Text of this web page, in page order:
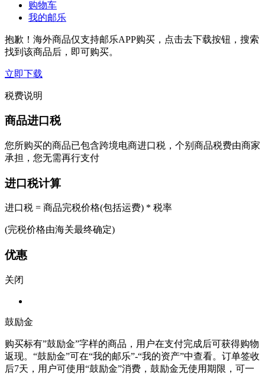
购物车
我的邮乐
抱歉！海外商品仅支持邮乐APP购买，点击去下载按钮，搜索
找到该商品后，即可购买。
立即下载
税费说明
商品进口税
您所购买的商品已包含跨境电商进口税，个别商品税费由商家
承担，您无需再行支付
进口税计算
进口税 = 商品完税价格(包括运费) * 税率
(完税价格由海关最终确定)
优惠
关闭
鼓励金
购买标有”鼓励金”字样的商品，用户在支付完成后可获得购物
返现。“鼓励金”可在“我的邮乐”-“我的资产”中查看。订单签收
后7天，用户可使用“鼓励金”消费，鼓励金无使用期限，可一